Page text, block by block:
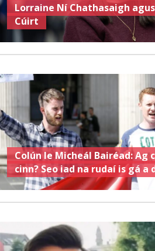
Lorraine Ní Chathasaigh
Cúirt
Colún le Micheál Bairéad: Ag
cinn? Seo iad na rudaí is gá a